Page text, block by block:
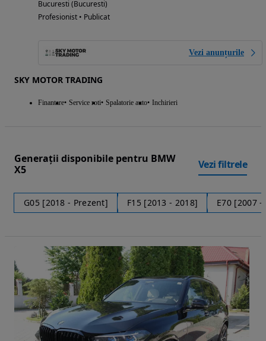
Bucuresti (Bucuresti)
Profesionist • Publicat
Vezi anunțurile
SKY MOTOR TRADING
Finantare Service roti Spalatorie auto Inchirieri
Generații disponibile pentru BMW
X5
Vezi filtrele
G05 [2018 - Prezent] F15 [2013 - 2018] E70 [2007 -